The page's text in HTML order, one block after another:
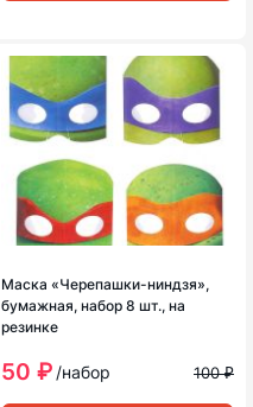
Маска «Черепашки-ниндзя»,
бумажная, набор 8 шт., на
резинке
50 ₽ /набор 100 ₽